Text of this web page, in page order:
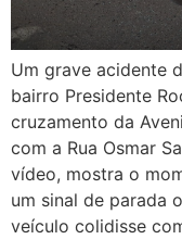
Um grave acidente
bairro Presidente
cruzamento da
com a Rua Osmar
vídeo, mostra o
um sinal de parada
veículo colidisse